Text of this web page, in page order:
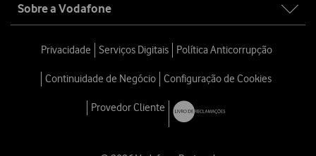
Sobre a Vodafone
Privacidade Serviços Digitais Política Anticorrupção
Continuidade de Negócio Configuração de Cookies
Provedor Cliente